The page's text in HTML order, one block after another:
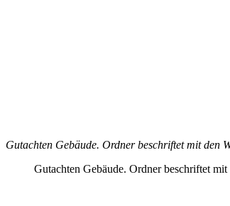
Gutachten Gebäude. Ordner beschriftet mit den
Gutachten Gebäude. Ordner beschriftet